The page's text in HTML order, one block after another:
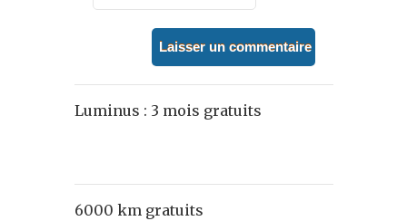
Luminus : 3 mois gratuits
6000 km gratuits